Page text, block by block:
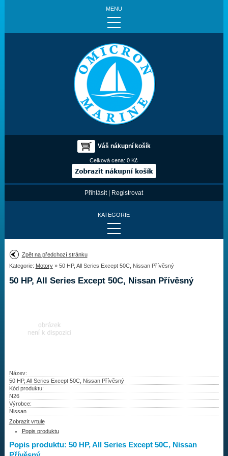
MENU
Váš nákupní košík
Celková cena:0 Kč
Přihlásit| Registrovat
KATEGORIE
Provedení:
Výrobce:
Najít vrtuli
Vrtule
Kontakty
Aktuality
Zpět na předchozí stránku
Kategorie: Motory» 50 HP, All Series Except 50C, Nissan Přívěsný
50 HP, All Series Except 50C, Nissan Přívěsný
Název:
50 HP, All Series Except 50C, Nissan Přívěsný
Kód produktu:
N26
Výrobce:
Nissan
Zobrazit vrtule
Popis produktu
Popis produktu: 50 HP, All Series Except 50C, Nissan